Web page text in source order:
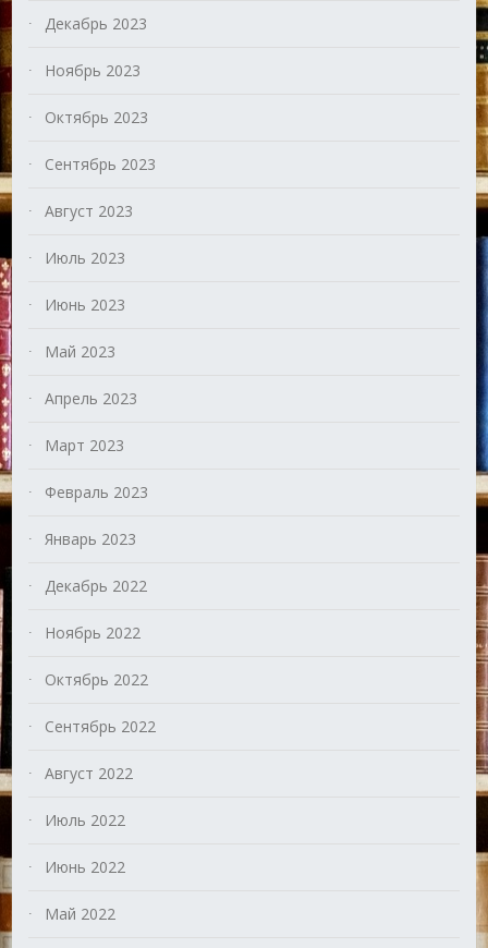
Декабрь 2023
Ноябрь 2023
Октябрь 2023
Сентябрь 2023
Август 2023
Июль 2023
Июнь 2023
Май 2023
Апрель 2023
Март 2023
Февраль 2023
Январь 2023
Декабрь 2022
Ноябрь 2022
Октябрь 2022
Сентябрь 2022
Август 2022
Июль 2022
Июнь 2022
Май 2022